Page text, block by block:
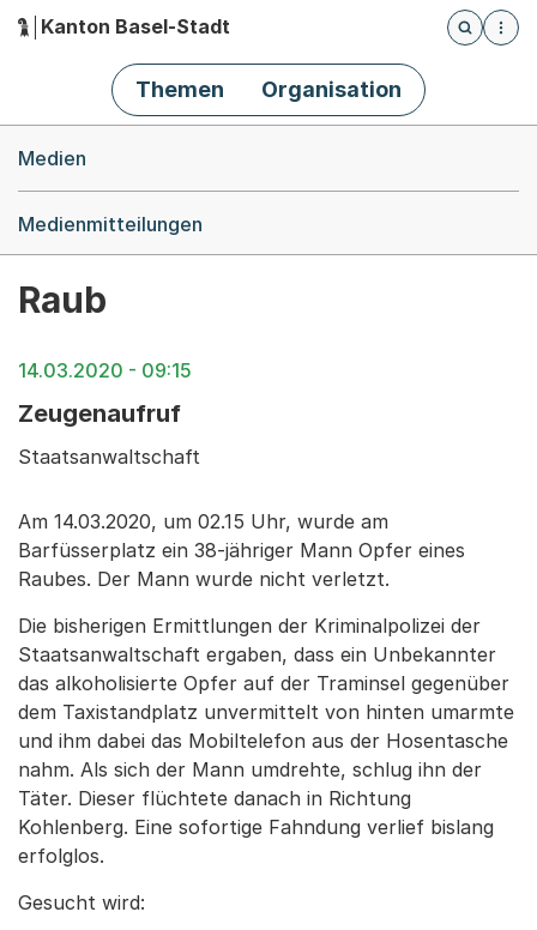
Hauptnavigation
Kanton Basel-Stadt
Öffnet
Themen Organisation
Medien
Medienmitteilungen
Raub
14.03.2020 - 09:15
Zeugenaufruf
Staatsanwaltschaft
Am 14.03.2020, um 02.15 Uhr, wurde am
Barfüsserplatz ein 38-jähriger Mann Opfer eines
Raubes. Der Mann wurde nicht verletzt.
Die bisherigen Ermittlungen der Kriminalpolizei der
Staatsanwaltschaft ergaben, dass ein Unbekannter
das alkoholisierte Opfer auf der Traminsel gegenüber
dem Taxistandplatz unvermittelt von hinten umarmte
und ihm dabei das Mobiltelefon aus der Hosentasche
nahm. Als sich der Mann umdrehte, schlug ihn der
Täter. Dieser flüchtete danach in Richtung
Kohlenberg. Eine sofortige Fahndung verlief bislang
erfolglos.
Gesucht wird: